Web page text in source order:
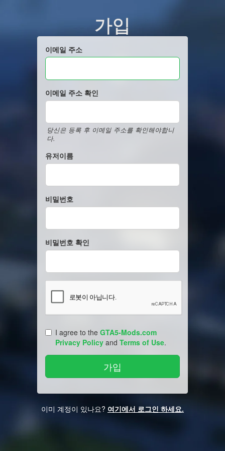
가입
이메일 주소
이메일 주소 확인
당신은 등록 후 이메일 주소를 확인해야합니
다.
유저이름
비밀번호
비밀번호 확인
I agree to the GTA5-Mods.com
Privacy Policy and Terms of Use.
이미 계정이 있나요? 여기에서 로그인 하세요.